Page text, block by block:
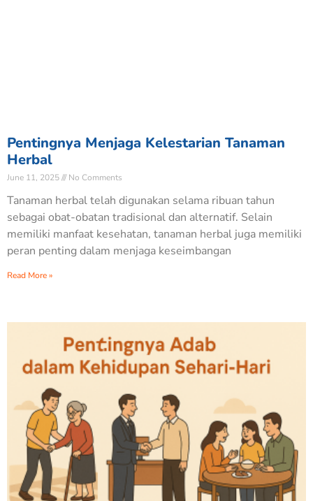
Pentingnya Menjaga Kelestarian Tanaman
Herbal
June 11, 2025 No Comments
Tanaman herbal telah digunakan selama ribuan tahun
sebagai obat-obatan tradisional dan alternatif. Selain
memiliki manfaat kesehatan, tanaman herbal juga memiliki
peran penting dalam menjaga keseimbangan
Read More »